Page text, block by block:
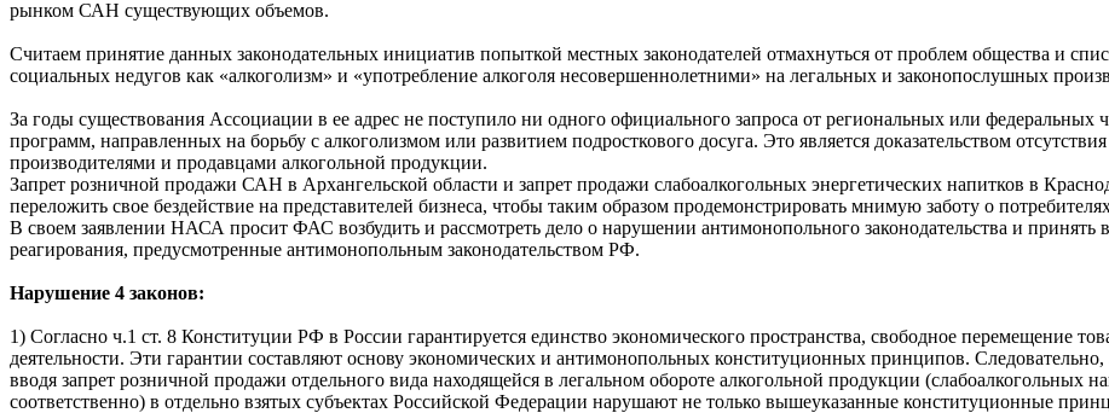
рынком САН существующих объемов.
Считаем принятие данных законодательных инициатив попыткой местных законодателей отмахнуться от проблем общества и
социальных недугов как «алкоголизм» и «употребление алкоголя несовершеннолетними» на легальных и законопослушных
За годы существования Ассоциации в ее адрес не поступило ни одного официального запроса от региональных или
программ, направленных на борьбу с алкоголизмом или развитием подросткового досуга. Это является доказательством
производителями и продавцами алкогольной продукции.
Запрет розничной продажи САН в Архангельской области и запрет продажи слабоалкогольных энергетических напитков в
переложить свое бездействие на представителей бизнеса, чтобы таким образом продемонстрировать мнимую заботу о
В своем заявлении НАСА просит ФАС возбудить и рассмотреть дело о нарушении антимонопольного законодательства и принять
реагирования, предусмотренные антимонопольным законодательством РФ.
Нарушение 4 законов:
1) Согласно ч.1 ст. 8 Конституции РФ в России гарантируется единство экономического пространства, свободное перемещение
деятельности. Эти гарантии составляют основу экономических и антимонопольных конституционных принципов. Следовательно,
вводя запрет розничной продажи отдельного вида находящейся в легальном обороте алкогольной продукции (слабоалкогольных
соответственно) в отдельно взятых субъектах Российской Федерации нарушают не только вышеуказанные конституционные